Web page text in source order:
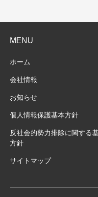
MENU
ホーム
会社情報
お知らせ
個人情報保護基本方針
反社会的勢力排除に関する
方針
サイトマップ